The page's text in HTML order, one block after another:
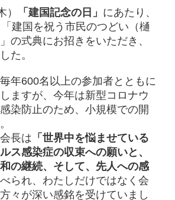
「建国記念の日」 にあたり、
建国を祝う市民のつどい（樋
の式典にお招きをいただき、
た。
年600名以上の参加者とともに
ますが、今年は新型コロナウ
染防止のため、小規模での開
長は 「世界中を悩ませている
ス感染症の収束への願いと、
の継続、そして、先人への感
られ、わたしだけではなく会
々が深い感銘を受けていまし